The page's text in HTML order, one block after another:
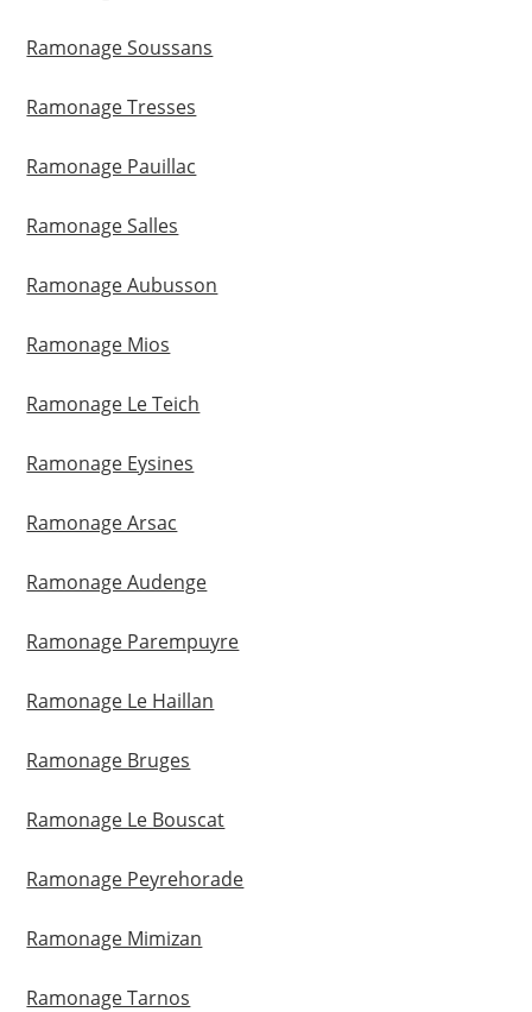
Ramonage Soussans
Ramonage Tresses
Ramonage Pauillac
Ramonage Salles
Ramonage Aubusson
Ramonage Mios
Ramonage Le Teich
Ramonage Eysines
Ramonage Arsac
Ramonage Audenge
Ramonage Parempuyre
Ramonage Le Haillan
Ramonage Bruges
Ramonage Le Bouscat
Ramonage Peyrehorade
Ramonage Mimizan
Ramonage Tarnos